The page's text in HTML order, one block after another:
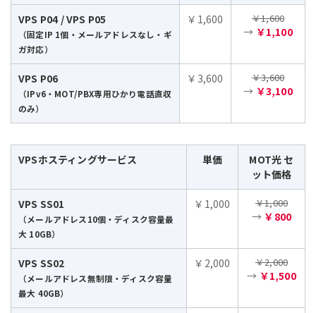
VPS P04 / VPS P05
（固定IP 1個・メールアドレスなし・ギ
ガ対応）
￥1,600 ￥1,600
→ ￥1,100
VPS P06
（IPv6・MOT/PBX専用ひかり電話直収
のみ）
￥3,600 ￥3,600
→ ￥3,100
VPSホスティングサービス 単価
MOT光 セ
ット価格
VPS SS01
（メールアドレス10個・ディスク容量最
大 10GB）
￥1,000 ￥1,000
→ ￥800
VPS SS02
（メールアドレス無制限・ディスク容量
最大 40GB）
￥2,000 ￥2,000
→ ￥1,500